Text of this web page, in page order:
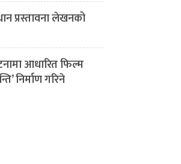
प्रस्तावना लेखनको
आधारित फिल्म
निर्माण गरिने